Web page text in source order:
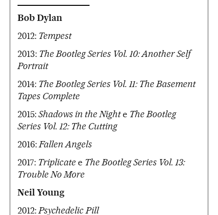
Bob Dylan
2012: Tempest
2013: The Bootleg Series Vol. 10: Another Self
Portrait
2014: The Bootleg Series Vol. 11: The Basement
Tapes Complete
2015:Shadows in the Nighte The Bootleg
Series Vol. 12: The Cutting
2016:Fallen Angels
2017: Triplicatee The Bootleg Series Vol. 13:
Trouble No More
Neil Young
2012:Psychedelic Pill